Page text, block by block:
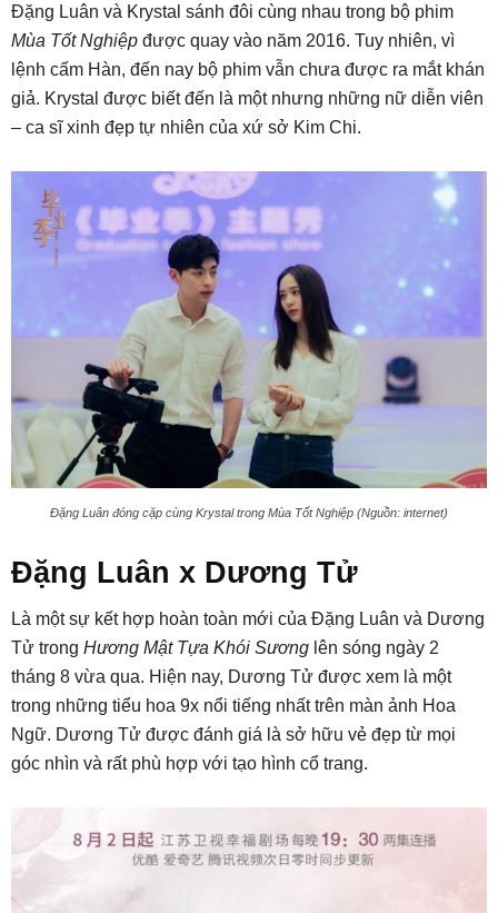
Đặng Luân và Krystal sánh đôi cùng nhau trong bộ phim
Mùa Tốt Nghiệp được quay vào năm 2016. Tuy nhiên, vì
lệnh cấm Hàn, đến nay bộ phim vẫn chưa được ra mắt khán
giả. Krystal được biết đến là một nhưng những nữ diễn viên
– ca sĩ xinh đẹp tự nhiên của xứ sở Kim Chi.
Đặng Luân đóng cặp cùng Krystal trong Mùa Tốt Nghiệp (Nguồn: internet)
Đặng Luân x Dương Tử
Là một sự kết hợp hoàn toàn mới của Đặng Luân và Dương
Tử trong Hương Mật Tựa Khói Sương lên sóng ngày 2
tháng 8 vừa qua. Hiện nay, Dương Tử được xem là một
trong những tiểu hoa 9x nổi tiếng nhất trên màn ảnh Hoa
Ngữ. Dương Tử được đánh giá là sở hữu vẻ đẹp từ mọi
góc nhìn và rất phù hợp với tạo hình cổ trang.